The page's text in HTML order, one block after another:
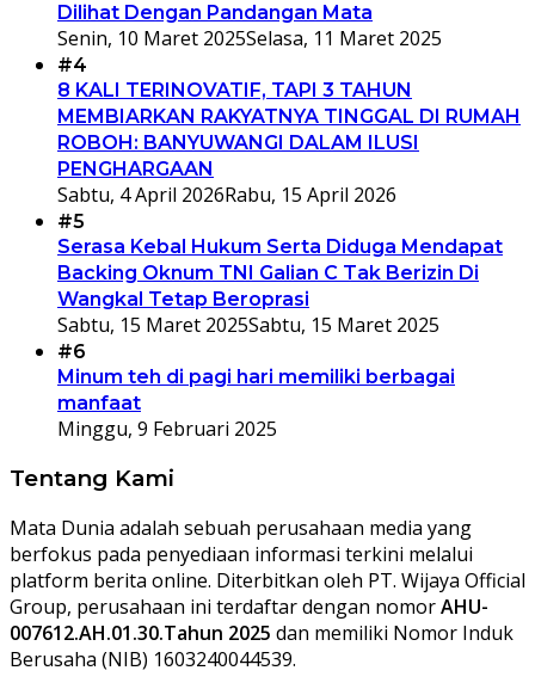
Dilihat Dengan Pandangan Mata
Senin, 10 Maret 2025Selasa, 11 Maret 2025
#4
8 KALI TERINOVATIF, TAPI 3 TAHUN
MEMBIARKAN RAKYATNYA TINGGAL DI RUMAH
ROBOH: BANYUWANGI DALAM ILUSI
PENGHARGAAN
Sabtu, 4 April 2026Rabu, 15 April 2026
#5
Serasa Kebal Hukum Serta Diduga Mendapat
Backing Oknum TNI Galian C Tak Berizin Di
Wangkal Tetap Beroprasi
Sabtu, 15 Maret 2025Sabtu, 15 Maret 2025
#6
Minum teh di pagi hari memiliki berbagai
manfaat
Minggu, 9 Februari 2025
Tentang Kami
Mata Dunia adalah sebuah perusahaan media yang
berfokus pada penyediaan informasi terkini melalui
platform berita online. Diterbitkan oleh PT. Wijaya Official
Group, perusahaan ini terdaftar dengan nomorAHU-
007612.AH.01.30.Tahun 2025 dan memiliki Nomor Induk
Berusaha (NIB) 1603240044539.